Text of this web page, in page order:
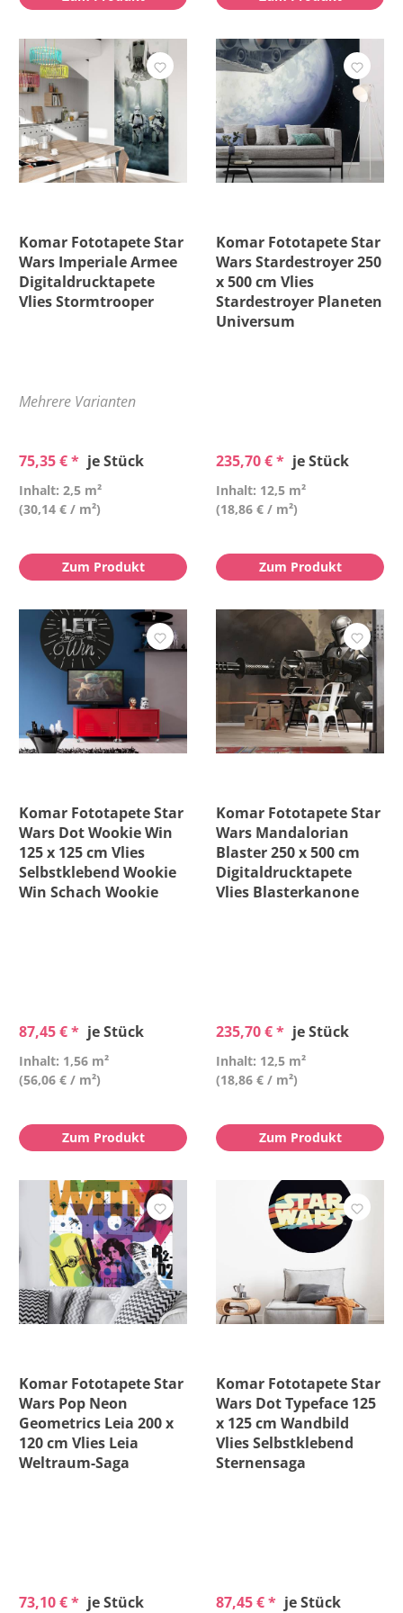
Komar Fototapete Star
Wars Imperiale Armee
Digitaldrucktapete
Vlies Stormtrooper
Mehrere Varianten
75,35 € * je Stück
Inhalt: 2,5 m²
(30,14 € / m²)
Zum Produkt
Komar Fototapete Star
Wars Stardestroyer 250
x 500 cm Vlies
Stardestroyer Planeten
Universum
235,70 € * je Stück
Inhalt: 12,5 m²
(18,86 € / m²)
Zum Produkt
Komar Fototapete Star
Wars Dot Wookie Win
125 x 125 cm Vlies
Selbstklebend Wookie
Win Schach Wookie
87,45 € * je Stück
Inhalt: 1,56 m²
(56,06 € / m²)
Zum Produkt
Komar Fototapete Star
Wars Mandalorian
Blaster 250 x 500 cm
Digitaldrucktapete
Vlies Blasterkanone
235,70 € * je Stück
Inhalt: 12,5 m²
(18,86 € / m²)
Zum Produkt
Komar Fototapete Star
Wars Pop Neon
Geometrics Leia 200 x
120 cm Vlies Leia
Weltraum-Saga
73,10 € * je Stück
Komar Fototapete Star
Wars Dot Typeface 125
x 125 cm Wandbild
Vlies Selbstklebend
Sternensaga
87,45 € * je Stück